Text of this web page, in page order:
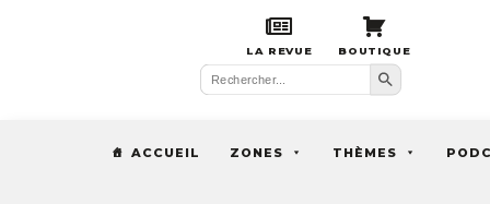
LA REVUE BOUTIQUE
Search
for:
Search Button
ACCUEIL ZONES THÈMES